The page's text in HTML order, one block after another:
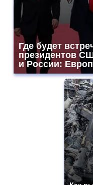
Где будет
президентов
и России: